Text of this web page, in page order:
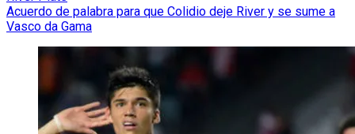
Acuerdo de palabra para que Colidio deje River y se sume a
Vasco da Gama